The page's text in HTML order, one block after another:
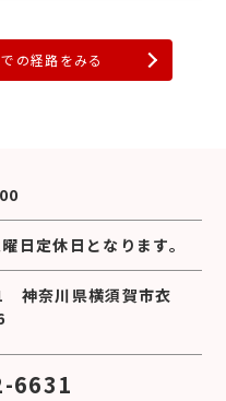
の経路をみる
日定休日となります。
神奈川県横須賀市衣
6631